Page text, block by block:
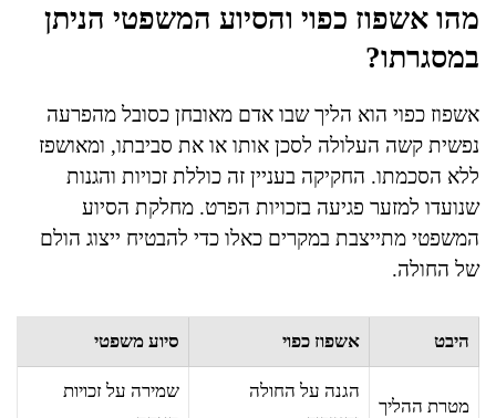
מהו אשפוז כפוי והסיוע המשפטי הניתן
במסגרתו?
אשפוז כפוי הוא הליך שבו אדם מאובחן כסובל מהפרעה
נפשית קשה העלולה לסכן אותו או את סביבתו, ומאושפז
ללא הסכמתו. החקיקה בעניין זה כוללת זכויות והגנות
שנועדו למזער פגיעה בזכויות הפרט. מחלקת הסיוע
המשפטי מתייצבת במקרים כאלו כדי להבטיח ייצוג הולם
של החולה.
היבט אשפוז כפוי סיוע משפטי
מטרת ההליך
הגנה על החולה
שמירה על זכויות